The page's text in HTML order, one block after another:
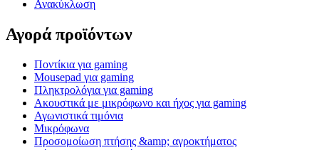
Ανακύκλωση
Αγορά προϊόντων
Ποντίκια για gaming
Mousepad για gaming
Πληκτρολόγια για gaming
Ακουστικά με μικρόφωνο και ήχος για gaming
Αγωνιστικά τιμόνια
Μικρόφωνα
Προσομοίωση πτήσης &amp; αγροκτήματος